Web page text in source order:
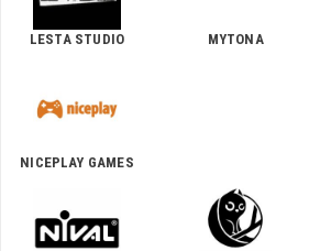
LESTA STUDIO MYTONA
NICEPLAY GAMES